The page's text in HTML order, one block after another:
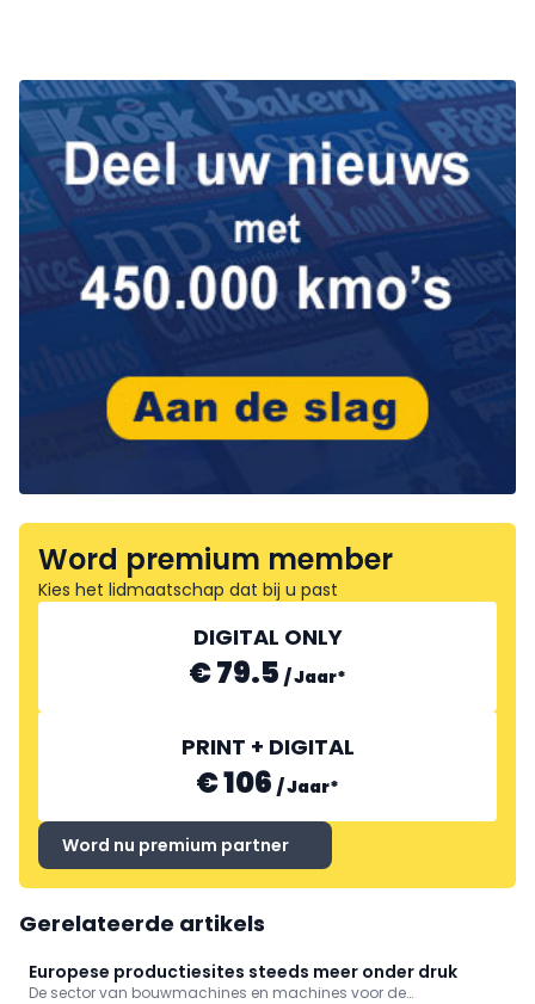
Word premium member
Kies het lidmaatschap dat bij u past
DIGITAL ONLY
€ 79.5 /Jaar*
PRINT + DIGITAL
€ 106 /Jaar*
Word nu premium partner
Gerelateerde artikels
Europese productiesites steeds meer onder druk
De sector van bouwmachines en machines voor de